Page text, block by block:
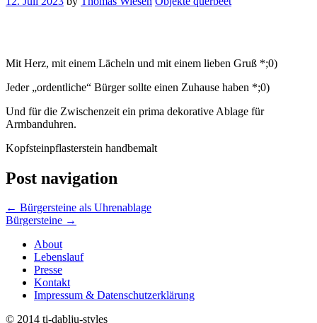
Mit Herz, mit einem Lächeln und mit einem lieben Gruß *;0)
Jeder „ordentliche“ Bürger sollte einen Zuhause haben *;0)
Und für die Zwischenzeit ein prima dekorative Ablage für
Armbanduhren.
Kopfsteinpflasterstein handbemalt
Post navigation
← Bürgersteine als Uhrenablage
Bürgersteine →
About
Lebenslauf
Presse
Kontakt
Impressum & Datenschutzerklärung
© 2014 ti-dablju-styles